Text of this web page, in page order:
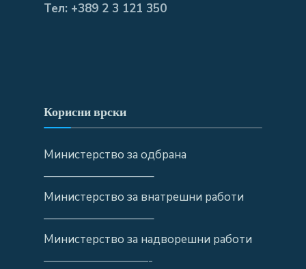
Тел: +389 2 3 121 350
Корисни врски
Министерство за одбрана
—————————–
Министерство за внатрешни работи
—————————–
Министерство за надворешни работи
—————————-